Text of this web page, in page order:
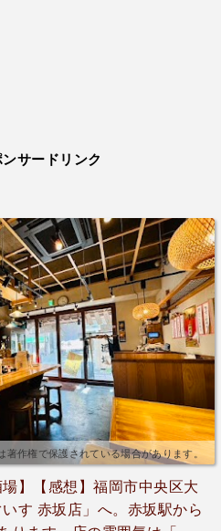
ンサードリンク
著作権で保護されている場合があります。
場】【感想】福岡市中央区大
す 赤坂店」へ。赤坂駅から